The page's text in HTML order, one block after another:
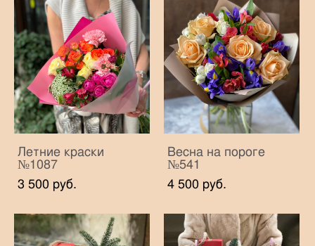
Летние краски
№1087
3 500 pуб.
Весна на пороге
№541
4 500 pуб.